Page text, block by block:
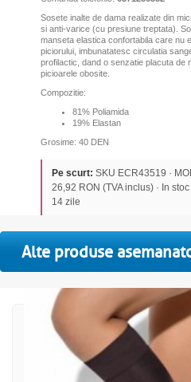
Sosete inalte de dama realizate din
si anti-varice (cu presiune treptata).
manseta elastica confortabila care nu
piciorului, imbunatatesc circulatia
profilactic, dand o senzatie placuta de
picioarele obosite.
Compozitie:
81% Poliamida
19% Elastan
Grosime: 40 DEN
Pe scurt: SKU ECR43519 ·
26,92 RON (TVA inclus) · In
14 zile
Alte produse